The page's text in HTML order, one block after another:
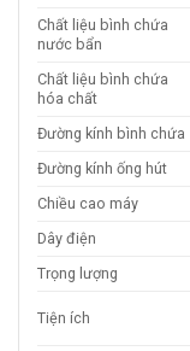
Chất liệu bình chứa
nước bẩn
Chất liệu bình chứa
hóa chất
Đường kính bình chứa
Đường kính ống hút
Chiều cao máy
Dây điện
Trọng lượng
Tiện ích